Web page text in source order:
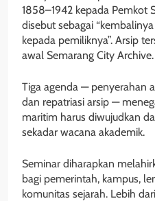
1858–1942 kepada Pemkot
disebut sebagai
kepada pemiliknya”. Arsip
awal Semarang City Archive.
Tiga agenda — penyerahan
dan repatriasi arsip —
maritim harus diwujudkan
sekadar wacana akademik.
Seminar diharapkan
bagi pemerintah, kampus,
komunitas sejarah. Lebih